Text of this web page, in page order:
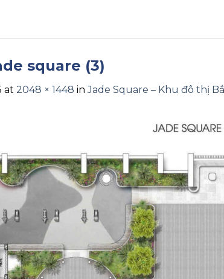
square (3)
at 2048 × 1448 inJade Square – Khu đô thị